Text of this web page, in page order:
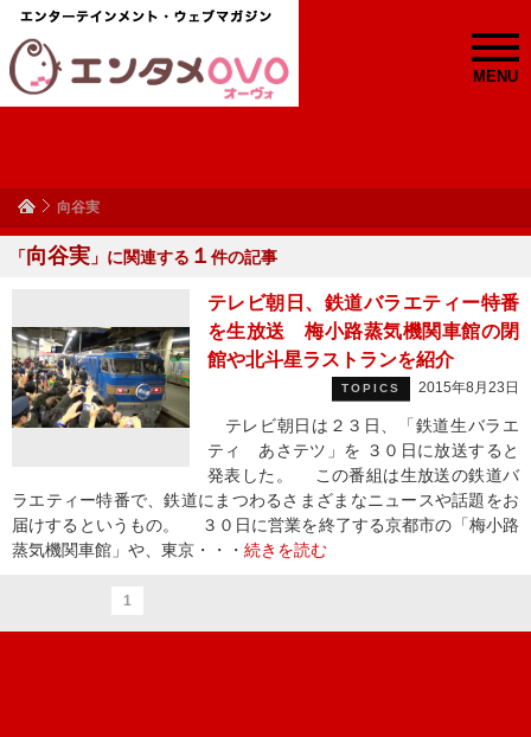
MENU
向谷実
「向谷実 」に関連する １ 件の記事
テレビ朝日、鉄道バラエティー特番
を生放送 梅小路蒸気機関車館の閉
館や北斗星ラストランを紹介
TOPICS 2015年8月23日
テレビ朝日は２３日、「鉄道生バラエ
ティ あさテツ」を ３０日に放送すると
発表した。 この番組は生放送の鉄道バ
ラエティー特番で、鉄道にまつわるさまざまなニュースや話題をお
届けするというもの。 ３０日に営業を終了する京都市の「梅小路
蒸気機関車館」や、東京・・・ 続きを読む
1